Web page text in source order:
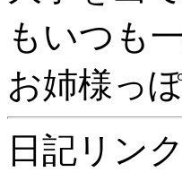
もいつも
お姉様っ
日記リン